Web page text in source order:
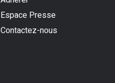
Espace Presse
Contactez-nous